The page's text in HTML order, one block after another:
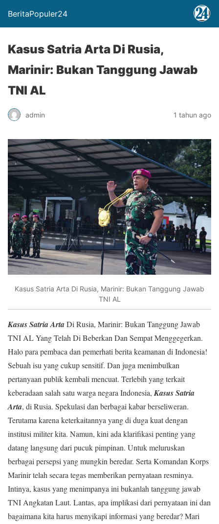
BeritaPopuler24
Kasus Satria Arta Di Rusia,
Marinir: Bukan Tanggung Jawab
TNI AL
admin 1 tahun ago
Kasus Satria Arta Di Rusia, Marinir: Bukan Tanggung Jawab
TNI AL
Kasus Satria ArtaDi Rusia, Marinir: Bukan Tanggung Jawab
TNI AL Yang Telah Di Beberkan Dan Sempat Menggegerkan.
Halo para pembaca dan pemerhati berita keamanan di Indonesia!
Sebuah isu yang cukup sensitif. Dan juga menimbulkan
pertanyaan publik kembali mencuat. Terlebih yang terkait
keberadaan salah satu warga negara Indonesia, Kasus Satria
Arta, di Rusia. Spekulasi dan berbagai kabar berseliweran.
Terutama karena keterkaitannya yang di duga kuat dengan
institusi militer kita. Namun, kini ada klarifikasi penting yang
datang langsung dari pucuk pimpinan. Untuk meluruskan
berbagai persepsi yang mungkin beredar. Serta Komandan Korps
Marinir telah secara tegas memberikan pernyataan resminya.
Intinya, kasus yang menimpanya ini bukanlah tanggung jawab
TNI Angkatan Laut. Lantas, apa implikasi dari pernyataan ini dan
bagaimana kita harus menyikapi informasi yang beredar? Mari